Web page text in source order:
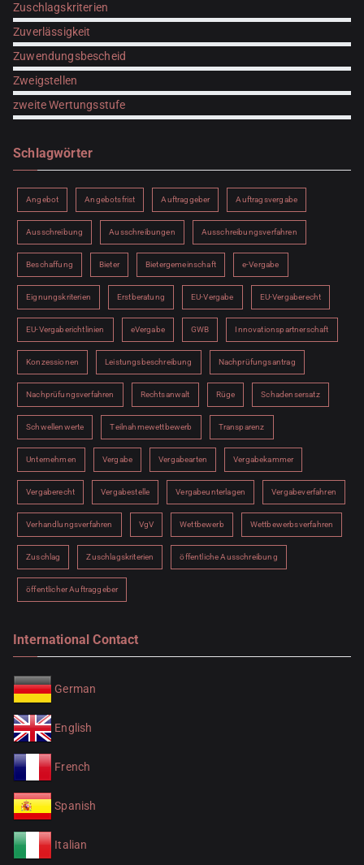
Zuschlagskriterien
Zuverlässigkeit
Zuwendungsbescheid
Zweigstellen
zweite Wertungsstufe
Schlagwörter
Angebot Angebotsfrist Auftraggeber Auftragsvergabe
Ausschreibung Ausschreibungen Ausschreibungsverfahren
Beschaffung Bieter Bietergemeinschaft e-Vergabe
Eignungskriterien Erstberatung EU-Vergabe EU-Vergaberecht
EU-Vergaberichtlinien eVergabe GWB Innovationspartnerschaft
Konzessionen Leistungsbeschreibung Nachprüfungsantrag
Nachprüfungsverfahren Rechtsanwalt Rüge Schadensersatz
Schwellenwerte Teilnahmewettbewerb Transparenz
Unternehmen Vergabe Vergabearten Vergabekammer
Vergaberecht Vergabestelle Vergabeunterlagen Vergabeverfahren
Verhandlungsverfahren VgV Wettbewerb Wettbewerbsverfahren
Zuschlag Zuschlagskriterien öffentliche Ausschreibung
öffentlicher Auftraggeber
International Contact
German
English
French
Spanish
Italian